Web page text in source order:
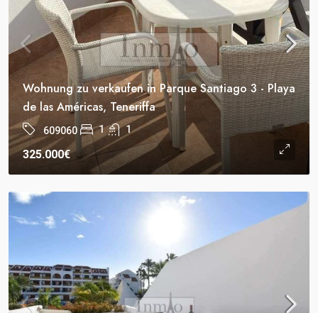
Wohnung zu verkaufen in Parque Santiago 3 - Playa
de las Américas, Teneriffa
609060 1 1
325.000€